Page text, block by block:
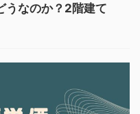
うなのか？2階建て